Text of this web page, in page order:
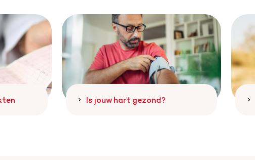
Is jouw hart gezond?